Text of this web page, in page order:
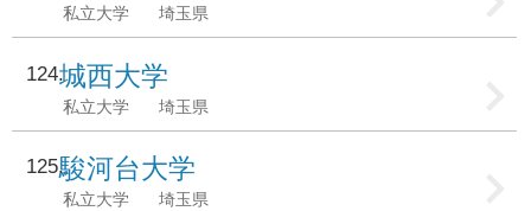
私立大学 埼玉県
124城西大学
私立大学 埼玉県
125駿河台大学
私立大学 埼玉県